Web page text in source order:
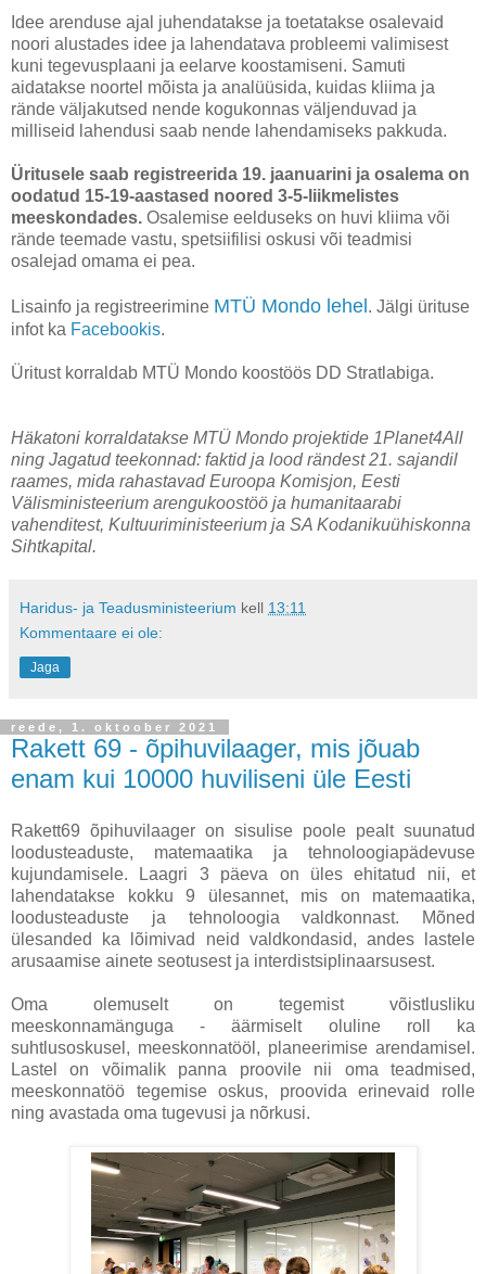
Idee arenduse ajal juhendatakse ja toetatakse osalevaid
noori alustades idee ja lahendatava probleemi valimisest
kuni tegevusplaani ja eelarve koostamiseni. Samuti
aidatakse noortel mõista ja analüüsida, kuidas kliima ja
rände väljakutsed nende kogukonnas väljenduvad ja
milliseid lahendusi saab nende lahendamiseks pakkuda.
Üritusele saab registreerida 19. jaanuarini ja osalema on
oodatud 15-19-aastased noored 3-5-liikmelistes
meeskondades. Osalemise eelduseks on huvi kliima või
rände teemade vastu, spetsiifilisi oskusi või teadmisi
osalejad omama ei pea.
Lisainfo ja registreerimine MTÜ Mondo lehel . Jälgi ürituse
infot ka Facebookis.
Üritust korraldab MTÜ Mondo koostöös DD Stratlabiga.
Häkatoni korraldatakse MTÜ Mondo projektide 1Planet4All
ning Jagatud teekonnad: faktid ja lood rändest 21. sajandil
raames, mida rahastavad Euroopa Komisjon, Eesti
Välisministeerium arengukoostöö ja humanitaarabi
vahenditest, Kultuuriministeerium ja SA Kodanikuühiskonna
Sihtkapital.
Haridus- ja Teadusministeerium kell 13:11
Kommentaare ei ole:
Jaga
reede, 1. oktoober 2021
Rakett 69 - õpihuvilaager, mis jõuab
enam kui 10000 huviliseni üle Eesti
Rakett69 õpihuvilaager on sisulise poole pealt suunatud
loodusteaduste, matemaatika ja tehnoloogiapädevuse
kujundamisele. Laagri 3 päeva on üles ehitatud nii, et
lahendatakse kokku 9 ülesannet, mis on matemaatika,
loodusteaduste ja tehnoloogia valdkonnast. Mõned
ülesanded ka lõimivad neid valdkondasid, andes lastele
arusaamise ainete seotusest ja interdistsiplinaarsusest.
Oma olemuselt on tegemist võistlusliku
meeskonnamänguga - äärmiselt oluline roll ka
suhtlusoskusel, meeskonnatööl, planeerimise arendamisel.
Lastel on võimalik panna proovile nii oma teadmised,
meeskonnatöö tegemise oskus, proovida erinevaid rolle
ning avastada oma tugevusi ja nõrkusi.